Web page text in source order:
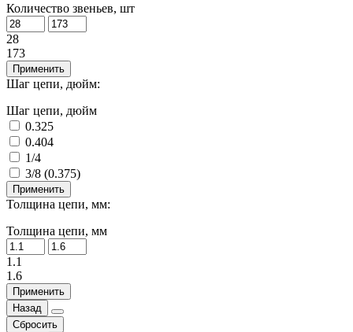
Количество звеньев, шт
28
173
Применить
Шаг цепи, дюйм:
Шаг цепи, дюйм
0.325
0.404
1/4
3/8 (0.375)
Применить
Толщина цепи, мм:
Толщина цепи, мм
1.1
1.6
Применить
Назад
Сбросить